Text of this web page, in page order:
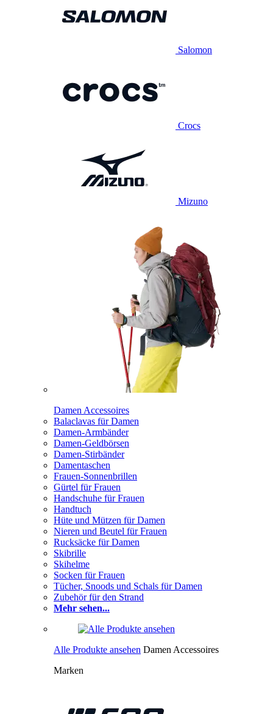
Salomon
Crocs
Mizuno
Damen Accessoires
Balaclavas für Damen
Damen-Armbänder
Damen-Geldbörsen
Damen-Stirbänder
Damentaschen
Frauen-Sonnenbrillen
Gürtel für Frauen
Handschuhe für Frauen
Handtuch
Hüte und Mützen für Damen
Nieren und Beutel für Frauen
Rucksäcke für Damen
Skibrille
Skihelme
Socken für Frauen
Tücher, Snoods und Schals für Damen
Zubehör für den Strand
Mehr sehen...
Alle Produkte ansehen Damen Accessoires
Marken